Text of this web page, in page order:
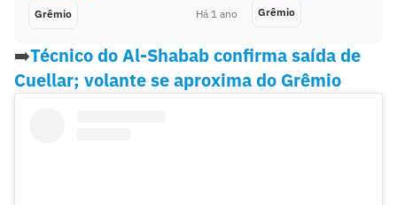
Grêmio Há 1 ano Grêmio
➡️Técnico do Al-Shabab confirma saída de
Cuellar; volante se aproxima do Grêmio